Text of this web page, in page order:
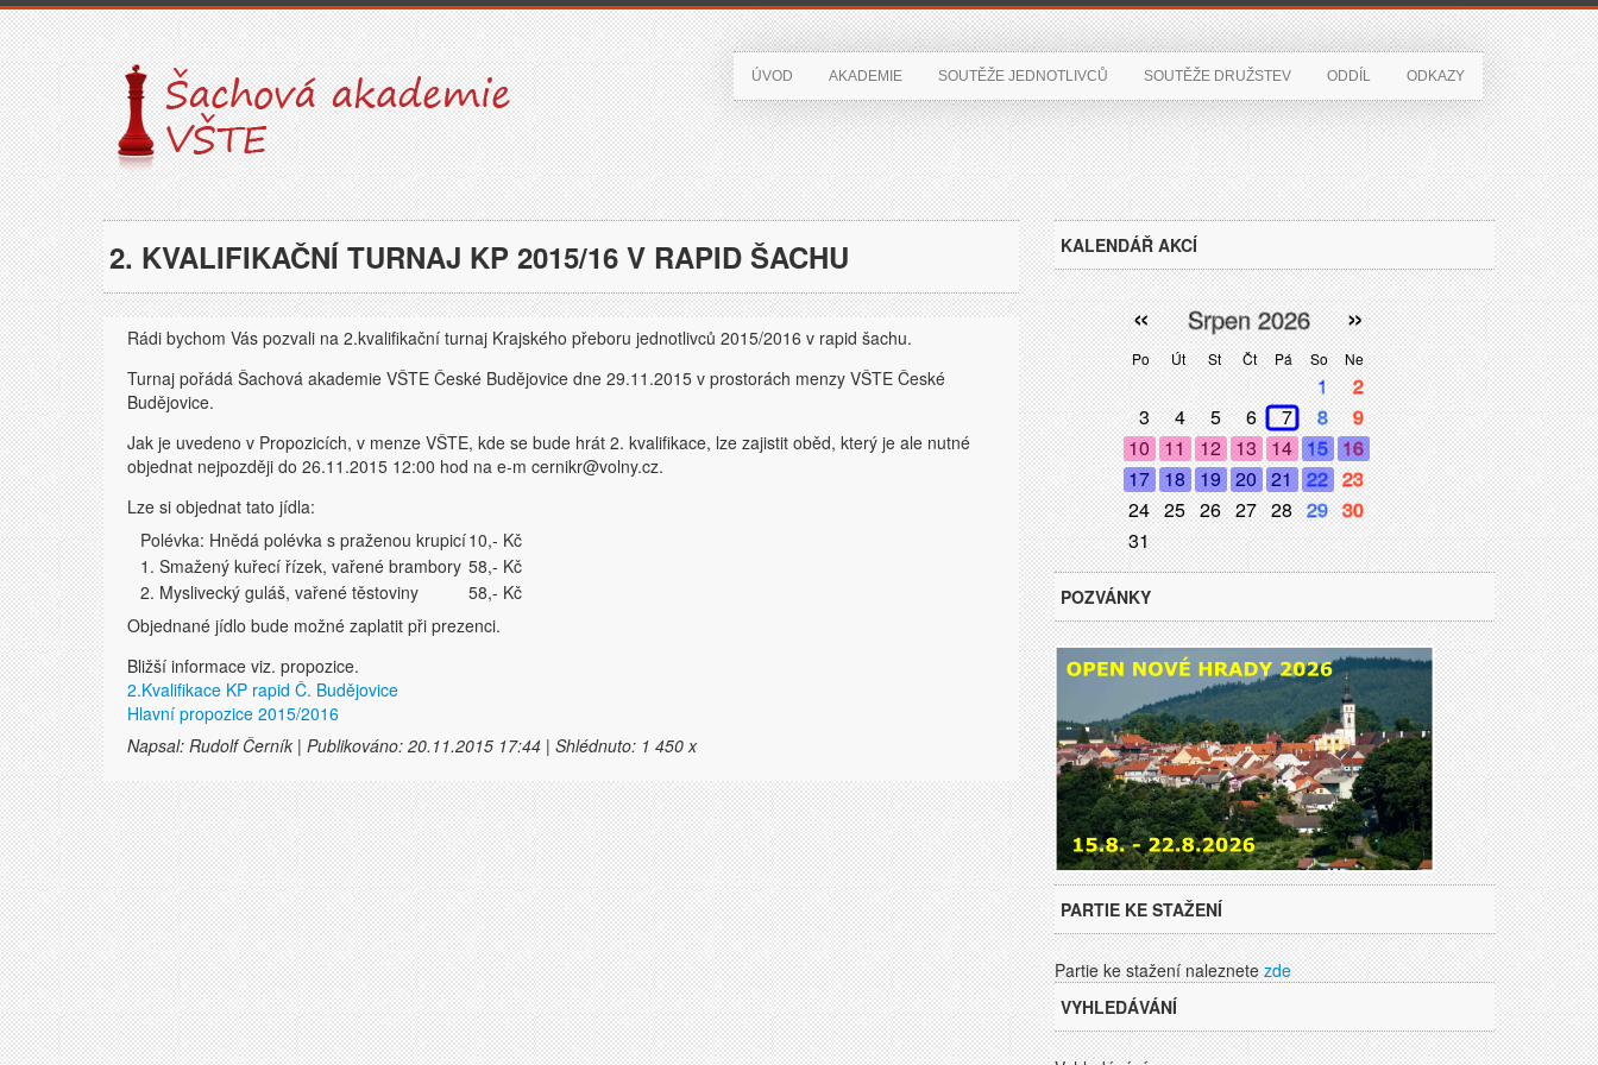
ÚVOD AKADEMIE SOUTĚŽE JEDNOTLIVCŮ SOUTĚŽE DRUŽSTEV ODDÍL ODKAZY
2. KVALIFIKAČNÍ TURNAJ KP 2015/16 V RAPID ŠACHU
Rádi bychom Vás pozvali na 2.kvalifikační turnaj Krajského přeboru jednotlivců 2015/2016 v rapid šachu.
Turnaj pořádá Šachová akademie VŠTE České Budějovice dne 29.11.2015 v prostorách menzy VŠTE České
Budějovice.
Jak je uvedeno v Propozicích, v menze VŠTE, kde se bude hrát 2. kvalifikace, lze zajistit oběd, který je ale nutné
objednat nejpozději do 26.11.2015 12:00 hod na e-m cernikr@volny.cz.
Lze si objednat tato jídla:
Polévka: Hnědá polévka s praženou krupicí10,- Kč
1. Smažený kuřecí řízek, vařené brambory 58,- Kč
2. Myslivecký guláš, vařené těstoviny
58,- Kč
Objednané jídlo bude možné zaplatit při prezenci.
Bližší informace viz. propozice.
2.Kvalifikace KP rapid Č. Budějovice
Hlavní propozice 2015/2016
Napsal: Rudolf Černík | Publikováno: 20.11.2015 17:44 | Shlédnuto: 1 450 x
KALENDÁŘ AKCÍ
Po Út St Čt Pá So Ne
« »
Srpen 2026
1
2
3
4 5 6 7 8
9
10 11 12 13 14 15 16
17 18 19 20 21 22 23
24 25 26 27 28 29 30
31
POZVÁNKY
PARTIE KE STAŽENÍ
Partie ke stažení naleznetezde
VYHLEDÁVÁNÍ